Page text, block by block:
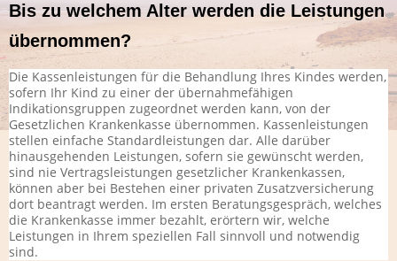
Bis zu welchem Alter werden die Leistungen
übernommen?
Die Kassenleistungen für die Behandlung Ihres Kindes werden,
sofern Ihr Kind zu einer der übernahmefähigen
Indikationsgruppen zugeordnet werden kann, von der
Gesetzlichen Krankenkasse übernommen. Kassenleistungen
stellen einfache Standardleistungen dar. Alle darüber
hinausgehenden Leistungen, sofern sie gewünscht werden,
sind nie Vertragsleistungen gesetzlicher Krankenkassen,
können aber bei Bestehen einer privaten Zusatzversicherung
dort beantragt werden. Im ersten Beratungsgespräch, welches
die Krankenkasse immer bezahlt, erörtern wir, welche
Leistungen in Ihrem speziellen Fall sinnvoll und notwendig
sind.